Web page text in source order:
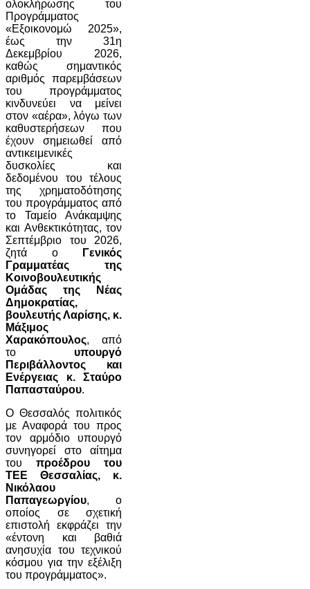
ολοκλήρωσης του
Προγράμματος
«Εξοικονομώ 2025»,
έως την 31η
Δεκεμβρίου 2026,
καθώς σημαντικός
αριθμός παρεμβάσεων
του προγράμματος
κινδυνεύει να μείνει
στον «αέρα», λόγω των
καθυστερήσεων που
έχουν σημειωθεί από
αντικειμενικές
δυσκολίες και
δεδομένου του τέλους
της χρηματοδότησης
του προγράμματος από
το Ταμείο Ανάκαμψης
και Ανθεκτικότητας, τον
Σεπτέμβριο του 2026,
ζητά ο
Γενικός
Γραμματέας της
Κοινοβουλευτικής
Ομάδας της Νέας
Δημοκρατίας,
βουλευτής Λαρίσης, κ.
Μάξιμος
Χαρακόπουλος, από
το υπουργό
Περιβάλλοντος και
Ενέργειας κ. Σταύρο
Παπασταύρου.
Ο Θεσσαλός πολιτικός
με Αναφορά του προς
τον αρμόδιο υπουργό
συνηγορεί στο αίτημα
τουπροέδρου του
ΤΕΕ Θεσσαλίας, κ.
Νικόλαου
Παπαγεωργίου, ο
οποίος σε σχετική
επιστολή εκφράζει την
«έντονη και βαθιά
ανησυχία του τεχνικού
κόσμου για την εξέλιξη
του προγράμματος».